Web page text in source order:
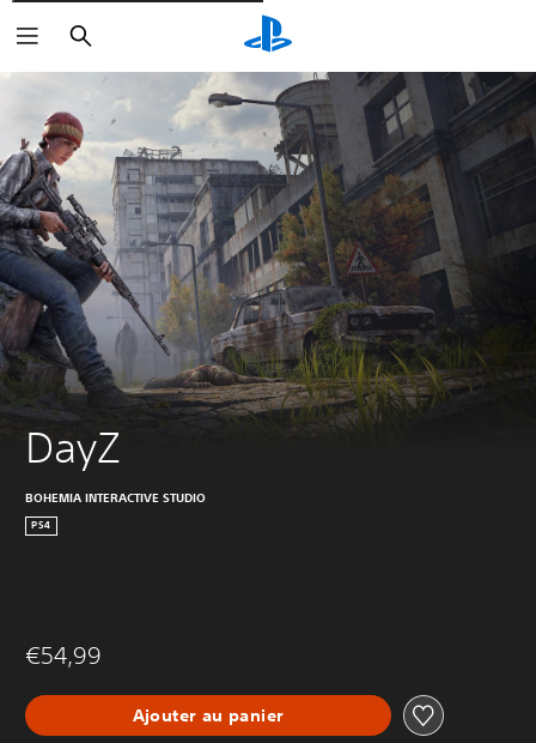
Rechercher
DayZ
BOHEMIA INTERACTIVE STUDIO
PS4
€54,99
Ajouter au panier